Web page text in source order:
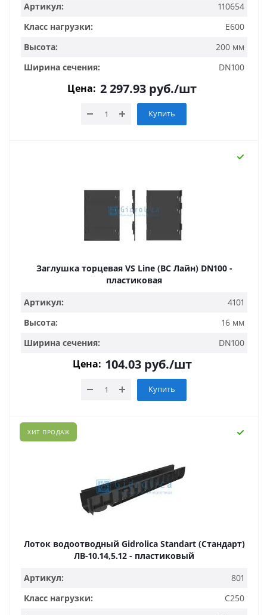
Артикул:
110654
Класс нагрузки:
E600
Высота:
200 мм
Ширина сечения:
DN100
Цена: 2 297.93 руб./шт
Купить
Заглушка торцевая VS Line (ВС Лайн) DN100 -
пластиковая
Артикул:
4101
Высота:
16 мм
Ширина сечения:
DN100
Цена: 104.03руб./шт
Купить
ХИТ ПРОДАЖ
Лоток водоотводный Gidrolica Standart (Стандарт)
ЛВ-10.14,5.12 - пластиковый
Артикул:
801
Класс нагрузки:
C250